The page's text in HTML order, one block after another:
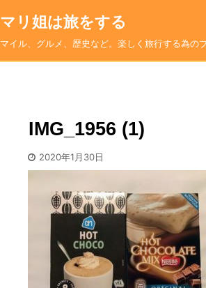
マリ姐は旅をする
マイル、グルメ、歴史など。楽しく旅行する為の
IMG_1956 (1)
2020年1月30日